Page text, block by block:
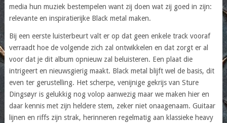
media hun muziek bestempelen want zij doen wat zij goed in zijn:
relevante en inspiratierijke Black metal maken.
Bij een eerste luisterbeurt valt er op dat geen enkele track vooraf
verraadt hoe de volgende zich zal ontwikkelen en dat zorgt er al
voor dat je dit album opnieuw zal beluisteren. Een plaat die
intrigeert en nieuwsgierig maakt. Black metal blijft wel de basis, dit
even ter gerustelling. Het scherpe, venijnige gekrijs van Sture
Dingsøyr is gelukkig nog volop aanwezig maar we maken hier en
daar kennis met zijn heldere stem, zeker niet onaagenaam. Guitaar
lijnen en riffs zijn strak, herinneren regelmatig aan klassieke heavy